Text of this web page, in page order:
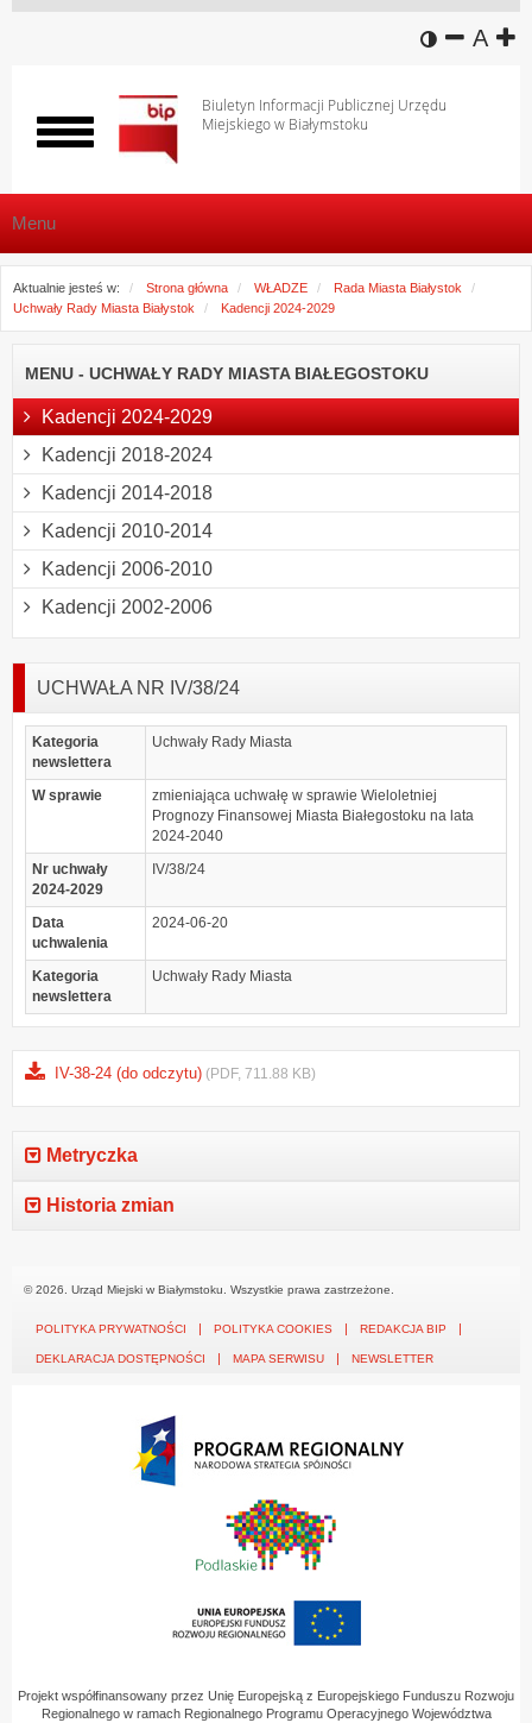
wersja
A
Biuletyn Informacji Publicznej Urzędu
Miejskiego w Białymstoku
Włącz
menu
Menu
Aktualnie jesteś w: Strona główna WŁADZE
Rada Miasta Białystok
Uchwały Rady Miasta Białystok
Kadencji 2024-2029
MENU - UCHWAŁY RADY MIASTA BIAŁEGOSTOKU
Kadencji 2024-2029
Kadencji 2018-2024
Kadencji 2014-2018
Kadencji 2010-2014
Kadencji 2006-2010
Kadencji 2002-2006
UCHWAŁA NR IV/38/24
Kategoria
newslettera
Uchwały Rady Miasta
W sprawie
zmieniająca uchwałę w sprawie Wieloletniej
Prognozy Finansowej Miasta Białegostoku na lata
2024-2040
Nr uchwały
2024-2029
IV/38/24
Data
uchwalenia
2024-06-20
Kategoria
newslettera
Uchwały Rady Miasta
IV-38-24 (do odczytu) (PDF, 711.88 KB)
Metryczka
Historia zmian
© 2026. Urząd Miejski w Białymstoku. Wszystkie prawa zastrzeżone.
POLITYKA PRYWATNOŚCI POLITYKA COOKIES REDAKCJA BIP
DEKLARACJA DOSTĘPNOŚCI MAPA SERWISU NEWSLETTER
Projekt współfinansowany przez Unię Europejską z Europejskiego Funduszu Rozwoju
Regionalnego w ramach Regionalnego Programu Operacyjnego Województwa